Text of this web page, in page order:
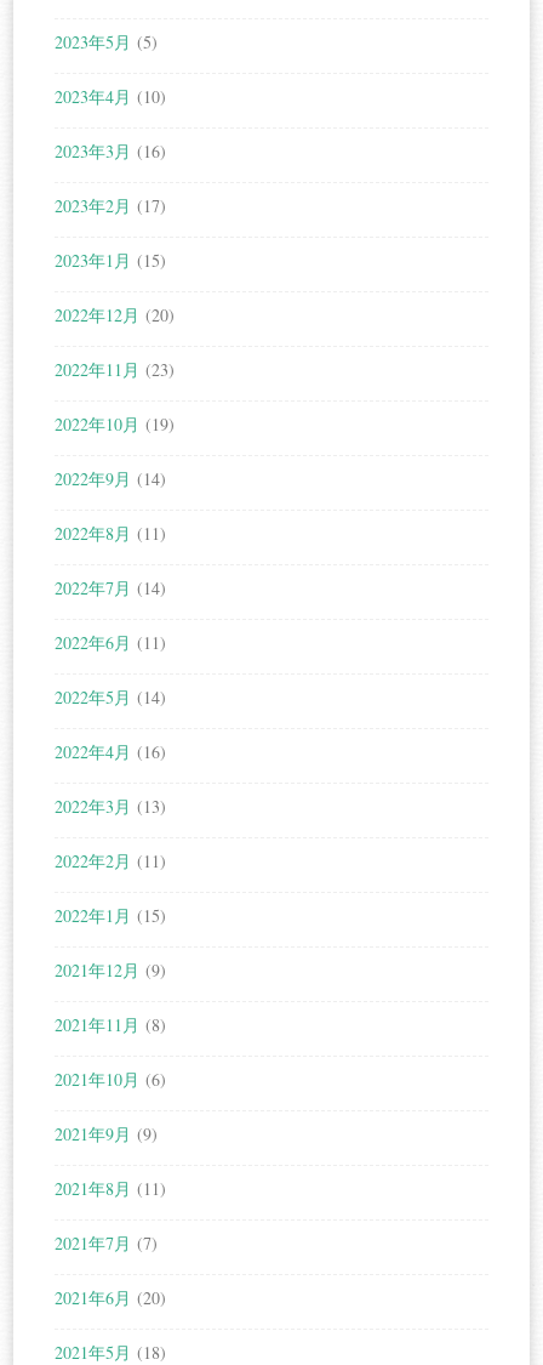
2023年5月 (5)
2023年4月 (10)
2023年3月 (16)
2023年2月 (17)
2023年1月 (15)
2022年12月 (20)
2022年11月 (23)
2022年10月 (19)
2022年9月 (14)
2022年8月 (11)
2022年7月 (14)
2022年6月 (11)
2022年5月 (14)
2022年4月 (16)
2022年3月 (13)
2022年2月 (11)
2022年1月 (15)
2021年12月 (9)
2021年11月 (8)
2021年10月 (6)
2021年9月 (9)
2021年8月 (11)
2021年7月 (7)
2021年6月 (20)
2021年5月 (18)